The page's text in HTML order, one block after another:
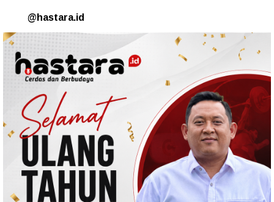
@hastara.id